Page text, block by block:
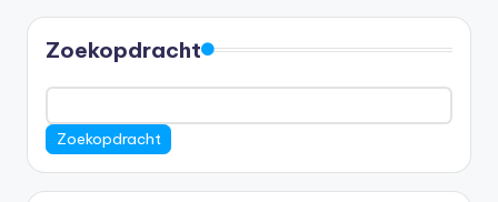
Zoekopdracht
Zoekopdracht